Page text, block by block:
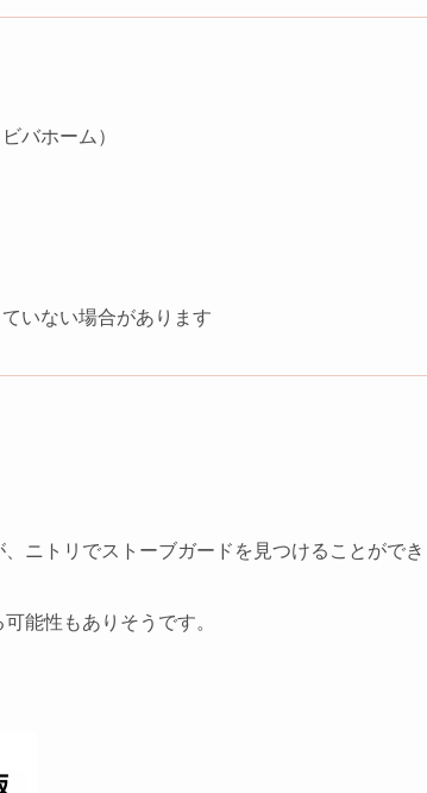
バホーム）
いない場合があります
ニトリでストーブガードを見つけることができ
能性もありそうです。